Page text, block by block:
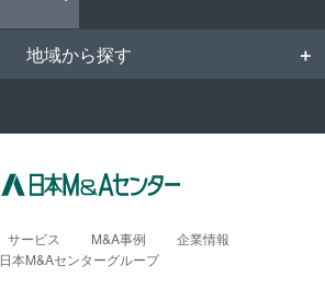
地域から探す
サービス M&A事例
企業情報
日本M&Aセンターグループ